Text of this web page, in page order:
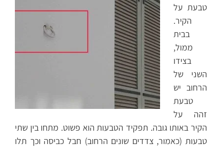
טבעת על
הקיר.
בבית
ממול,
בצידו
השני של
הרחוב יש
טבעת
זהה על
הקיר באותו גובה. תפקיד הטבעות הוא פשוט. מתחו בין שתי
טבעות (כאמור, צדדים שונים הרחוב) חבל כביסה וכך תלו